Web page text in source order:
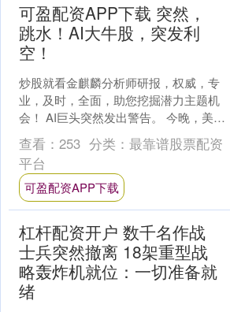
可盈配资APP下载 突然，
跳水！AI大牛股，突发利
空！
炒股就看金麒麟分析师研报，权威，专
业，及时，全面，助您挖掘潜力主题机
会！ AI巨头突然发出警告。 今晚，美
股“AI大牛股”Palantir股价盘前大幅跳水，
一度....
查看： 253 分类： 最靠谱股票配资
平台
可盈配资APP下载
杠杆配资开户 数千名作战
士兵突然撤离 18架重型战
略轰炸机就位：一切准备就
绪